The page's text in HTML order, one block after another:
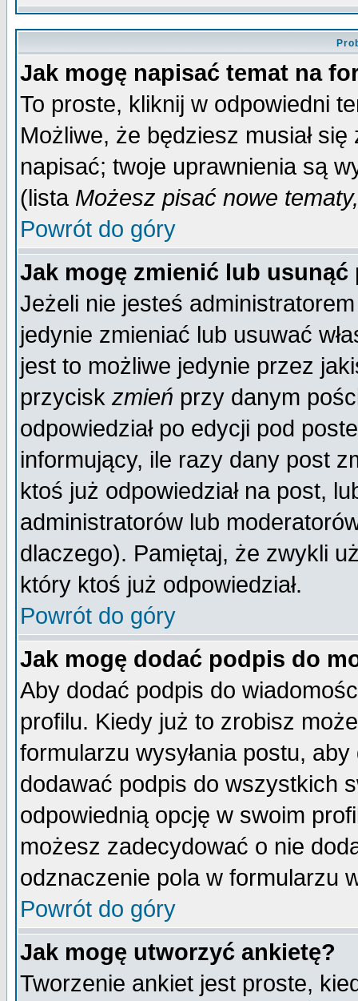
Jak mogę napisać temat na
To proste, kliknij w odpowiedni
Możliwe, że będziesz musiał
napisać; twoje uprawnienia są
(lista Możesz pisać nowe
Powrót do góry
Jak mogę zmienić lub usunąć
Jeżeli nie jesteś
jedynie zmieniać lub usuwać
jest to możliwe jedynie przez
przycisk zmień przy danym
odpowiedział po edycji pod
informujący, ile razy dany post
ktoś już odpowiedział na post,
administratorów lub
dlaczego). Pamiętaj, że zwykli
który ktoś już odpowiedział.
Powrót do góry
Jak mogę dodać podpis do
Aby dodać podpis do
profilu. Kiedy już to zrobisz
formularzu wysyłania postu,
dodawać podpis do wszystkich
odpowiednią opcję w swoim
możesz zadecydować o nie
odznaczenie pola w formularzu
Powrót do góry
Jak mogę utworzyć ankietę?
Tworzenie ankiet jest proste,